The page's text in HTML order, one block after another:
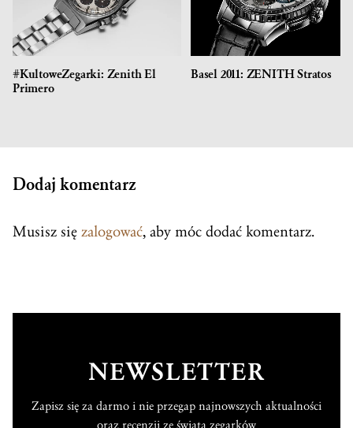
#KultoweZegarki: Zenith El
Primero
Basel 2011: ZENITH Stratos
Dodaj komentarz
Musisz się zalogować, aby móc dodać komentarz.
NEWSLETTER
Zapisz się za darmo i nie przegap najnowszych aktualności
oraz recenzji ze świata zegarków